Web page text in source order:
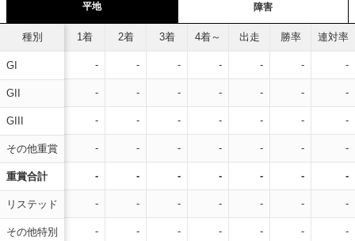
平地 障害
種別
GI
GII
GIII
その他重賞
重賞合計
リステッド
その他特別
1着 2着 3着 4着～ 出走 勝率 連対率
- - - - - - -
- - - - - - -
- - - - - - -
- - - - - - -
- - - - - - -
- - - - - - -
- - - - - - -